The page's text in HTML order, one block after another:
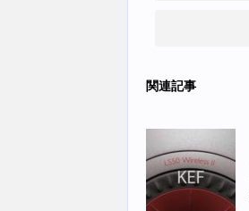
関連記事